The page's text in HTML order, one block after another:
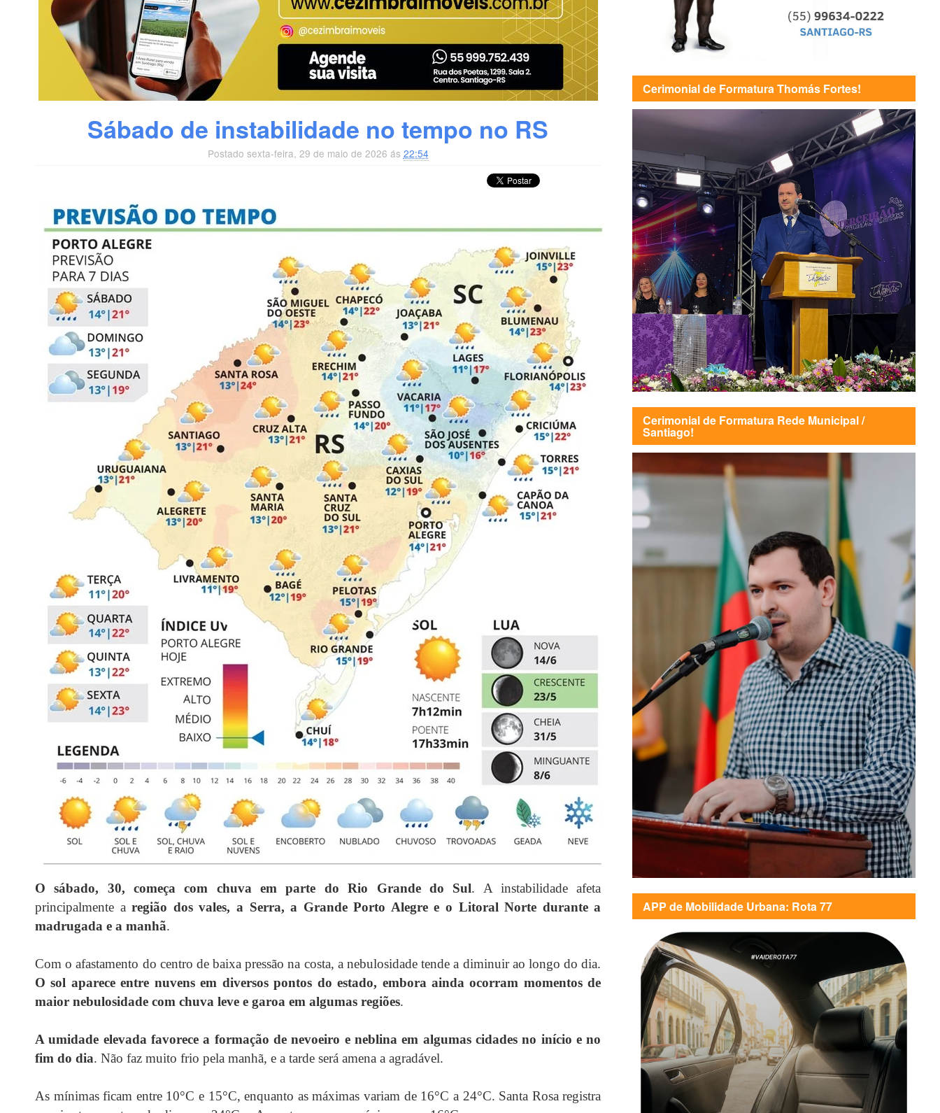
Sábado de instabilidade no tempo no RS
Postado sexta-feira, 29 de maio de 2026 ás 22:54
O sábado, 30, começa com chuva em parte do Rio Grande do Sul. A instabilidade afeta
principalmente aregião dos vales, a Serra, a Grande Porto Alegre e o Litoral Norte durante a
madrugada e a manhã.
Com o afastamento do centro de baixa pressão na costa, a nebulosidade tende a diminuir ao longo do dia.
O sol aparece entre nuvens em diversos pontos do estado, embora ainda ocorram momentos de
maior nebulosidade com chuva leve e garoa em algumas regiões.
A umidade elevada favorece a formação de nevoeiro e neblina em algumas cidades no início e no
fim do dia. Não faz muito frio pela manhã, e a tarde será amena a agradável.
As mínimas ficam entre 10°C e 15°C, enquanto as máximas variam de 16°C a 24°C. Santa Rosa registra
Cerimonial de Formatura Thomás Fortes!
Cerimonial de Formatura Rede Municipal /
Santiago!
APP de Mobilidade Urbana: Rota 77